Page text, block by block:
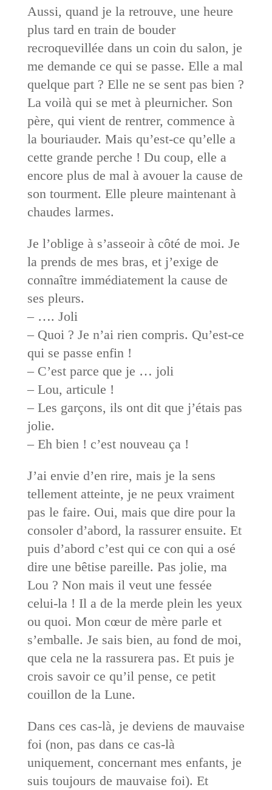
Aussi, quand je la retrouve, une heure
plus tard en train de bouder
recroquevillée dans un coin du salon, je
me demande ce qui se passe. Elle a mal
quelque part ? Elle ne se sent pas bien ?
La voilà qui se met à pleurnicher. Son
père, qui vient de rentrer, commence à
la bouriauder. Mais qu’est-ce qu’elle a
cette grande perche ! Du coup, elle a
encore plus de mal à avouer la cause de
son tourment. Elle pleure maintenant à
chaudes larmes.
Je l’oblige à s’asseoir à côté de moi. Je
la prends de mes bras, et j’exige de
connaître immédiatement la cause de
ses pleurs.
– …. Joli
– Quoi ? Je n’ai rien compris. Qu’est-ce
qui se passe enfin !
– C’est parce que je … joli
– Lou, articule !
– Les garçons, ils ont dit que j’étais pas
jolie.
– Eh bien ! c’est nouveau ça !
J’ai envie d’en rire, mais je la sens
tellement atteinte, je ne peux vraiment
pas le faire. Oui, mais que dire pour la
consoler d’abord, la rassurer ensuite. Et
puis d’abord c’est qui ce con qui a osé
dire une bêtise pareille. Pas jolie, ma
Lou ? Non mais il veut une fessée
celui-la ! Il a de la merde plein les yeux
ou quoi. Mon cœur de mère parle et
s’emballe. Je sais bien, au fond de moi,
que cela ne la rassurera pas. Et puis je
crois savoir ce qu’il pense, ce petit
couillon de la Lune.
Dans ces cas-là, je deviens de mauvaise
foi (non, pas dans ce cas-là
uniquement, concernant mes enfants, je
suis toujours de mauvaise foi). Et